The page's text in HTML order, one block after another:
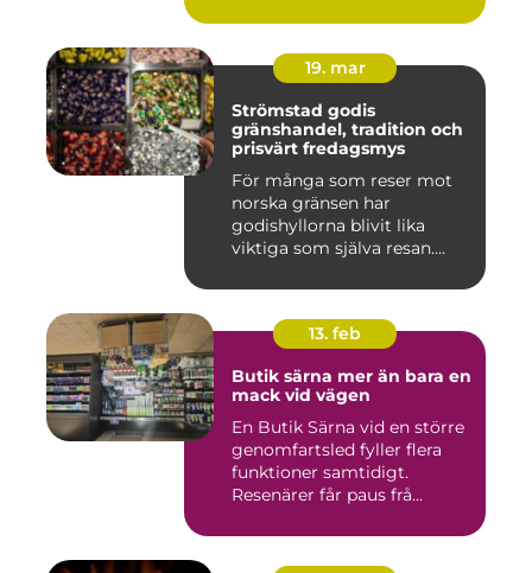
19. mar
Strömstad godis
gränshandel, tradition och
prisvärt fredagsmys
För många som reser mot
norska gränsen har
godishyllorna blivit lika
viktiga som själva resan.
13. feb
Butik särna mer än bara en
mack vid vägen
En Butik Särna vid en större
genomfartsled fyller flera
funktioner samtidigt.
Resenärer får paus frå...